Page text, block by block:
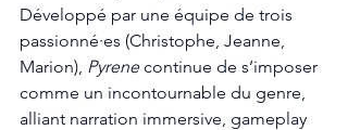
Développé par une équipe de trois
passionné·es (Christophe, Jeanne,
Marion), Pyrene continue de s’imposer
comme un incontournable du genre,
alliant narration immersive, gameplay